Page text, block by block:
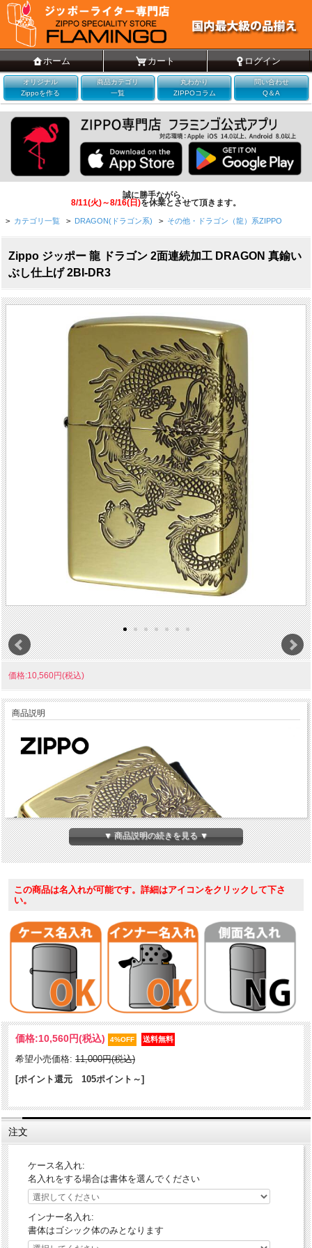
ホーム カート ログイン
オリジナル
Zippoを作る
商品カテゴリ
一覧
丸わかり
ZIPPOコラム
問い合わせ
Q＆A
誠に勝手ながら、
8/11(火)～8/16(日)を休業とさせて頂きます。
> カテゴリ一覧 > DRAGON(ドラゴン系) > その他・ドラゴン（龍）系ZIPPO
Zippo ジッポー 龍 ドラゴン 2面連続加工 DRAGON 真鍮い
ぶし仕上げ 2BI-DR3
価格:10,560円(税込)
商品説明
躍動感溢れる龍が、表面から側面までの2面にわたりダイナミックに描
かれております。龍が手に持つ「如意宝珠」は、あらゆる願いを叶え
る力を持つと信じられています。願掛けのアイテムとして持つものあ
り？！着火する手に力が入りそうな、迫力あるZIPPO！
加工表面処理：真鍮いぶし仕上げ｜エッチング｜2面連続加工
▼ 商品説明の続きを見る ▼
この商品は名入れが可能です。詳細はアイコンをクリックして下さ
い。
価格:10,560円(税込) 4%OFF
希望小売価格: 11,000円(税込)
[ポイント還元 105ポイント～]
注文
ケース名入れ:
名入れをする場合は書体を選んでください
インナー名入れ:
書体はゴシック体のみとなります